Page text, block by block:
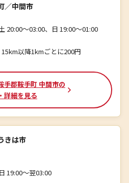
／中間市
20:00～03:00、日 19:00～01:00
以降1kmごとに200円
手郡鞍手町 中間市の
詳細を見る
きは市
19:00～翌03:00